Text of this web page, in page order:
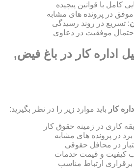
کامل با قوانین پیچیده
در پرونده های مشابه
: تسریع در روند رسیدگی
موفقیت در دعاوی
اداره کار در باغ فیض,
کار باید موارد زیر را در نظر بگیرید:
کاری در زمینه حقوق کار
در پرونده های مشابه
در محافل حقوقی
کیفیت و قیمت خدمات
برقراری ارتباط مناسب